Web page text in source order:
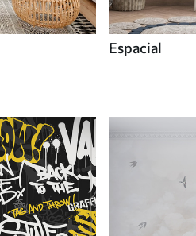
Espacial